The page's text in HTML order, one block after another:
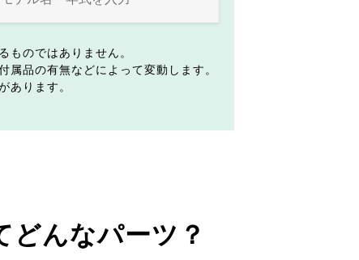
ものではありません。
品の有無などによって変動します。
あります。
んなパーツ？